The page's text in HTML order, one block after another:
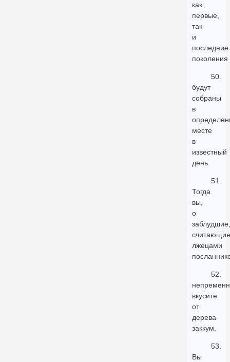
как
первые,
так
и
последние
поколения
50.
будут
собраны
в
месте
в
известный
день.
51.
Тогда
вы,
о
заблудшие,
считающие
лжецами
52.
вкусите
от
дерева
заккум.
53.
Вы